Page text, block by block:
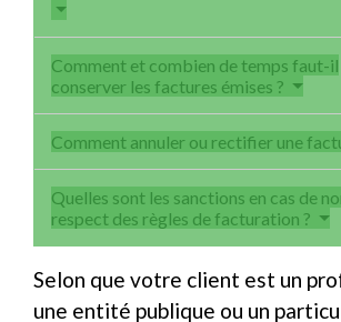
Comment et combien de temps faut-il
conserver les factures émises ?
Comment annuler ou rectifier une
Quelles sont les sanctions en cas de
respect des règles de facturation ?
Selon que votre client est un
une entité publique ou un